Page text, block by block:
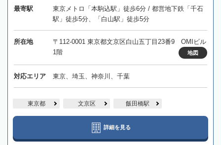
最寄駅
東京メトロ「本駒込駅」徒歩6分 / 都営地下鉄「千石
駅」徒歩5分、「白山駅」徒歩5分
所在地
〒112-0001 東京都文京区白山五丁目23番9 OMIビル
1階
地図
対応エリア 東京、埼玉、神奈川、千葉
東京都 文京区 飯田橋駅
詳細を見る